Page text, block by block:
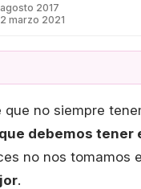
2017
marzo 2021
no siempre
debemos tener
no nos tomamos
.